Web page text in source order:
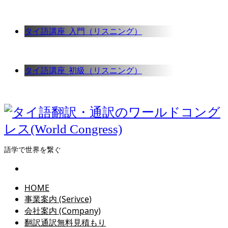
タイ語講座_入門（リスニング）
タイ語講座_初級（リスニング）
語学で世界を繋ぐ
HOME
事業案内 (Serivce)
会社案内 (Company)
翻訳通訳無料見積もり